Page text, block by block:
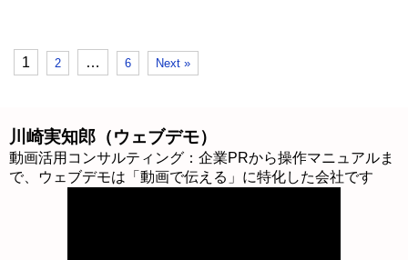
1 2 … 6 Next »
川崎実知郎（ウェブデモ）
動画活用コンサルティング：企業PRから操作マニュアルま
で、ウェブデモは「動画で伝える」に特化した会社です